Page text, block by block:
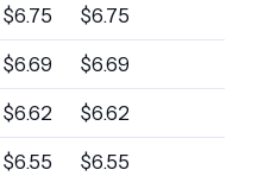
$6.75 $6.75
$6.69 $6.69
$6.62 $6.62
$6.55 $6.55